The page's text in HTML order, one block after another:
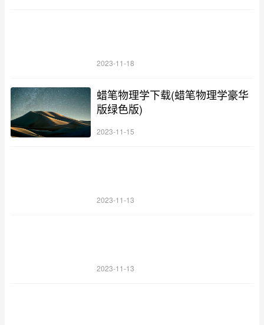
2023-11-18
蜡笔物理学下载(蜡笔物理学豪华
版绿色版)
2023-11-15
2023-11-13
2023-11-13